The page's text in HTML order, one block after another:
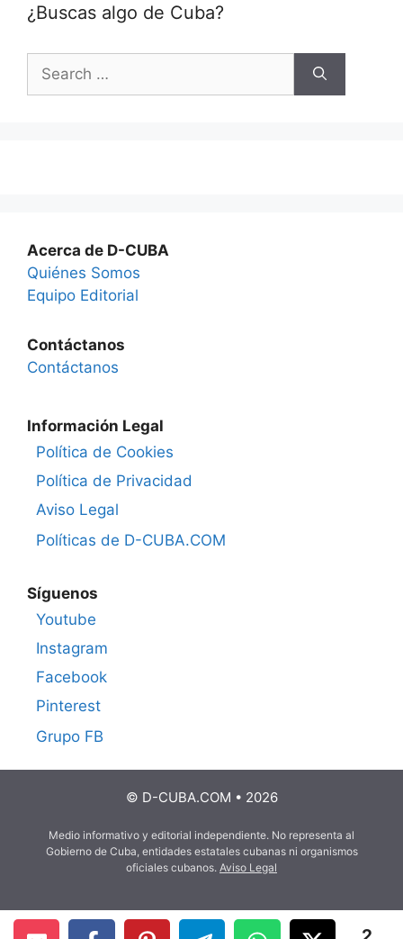
¿Buscas algo de Cuba?
for:
Acerca de D-CUBA
Quiénes Somos
Equipo Editorial
Contáctanos
Contáctanos
Información Legal
Política de Cookies
Política de Privacidad
Aviso Legal
Políticas de D-CUBA.COM
Síguenos
Youtube
Instagram
Facebook
Pinterest
Grupo FB
© D-CUBA.COM • 2026
Medio informativo y editorial independiente. No representa al
Gobierno de Cuba, entidades estatales cubanas ni organismos
oficiales cubanos. Aviso Legal